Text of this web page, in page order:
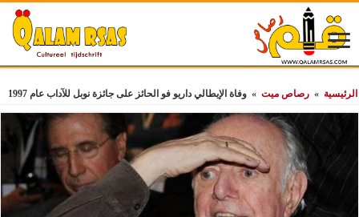
الرئيسية » رصاص ميت » وفاة الإيطالي داريو فو الحائز على جائزة نوبل للآداب عام 1997